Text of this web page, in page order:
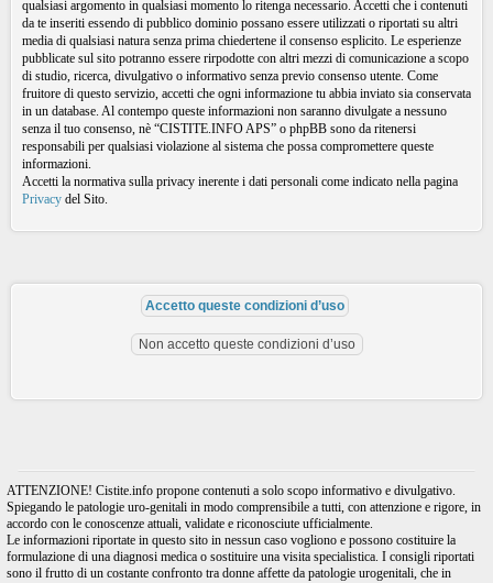
qualsiasi argomento in qualsiasi momento lo ritenga necessario. Accetti che i contenuti
da te inseriti essendo di pubblico dominio possano essere utilizzati o riportati su altri
media di qualsiasi natura senza prima chiedertene il consenso esplicito. Le esperienze
pubblicate sul sito potranno essere rirpodotte con altri mezzi di comunicazione a scopo
di studio, ricerca, divulgativo o informativo senza previo consenso utente. Come
fruitore di questo servizio, accetti che ogni informazione tu abbia inviato sia conservata
in un database. Al contempo queste informazioni non saranno divulgate a nessuno
senza il tuo consenso, nè “CISTITE.INFO APS” o phpBB sono da ritenersi
responsabili per qualsiasi violazione al sistema che possa compromettere queste
informazioni.
Accetti la normativa sulla privacy inerente i dati personali come indicato nella pagina
Privacy del Sito.
ATTENZIONE! Cistite.info propone contenuti a solo scopo informativo e divulgativo.
Spiegando le patologie uro-genitali in modo comprensibile a tutti, con attenzione e rigore, in
accordo con le conoscenze attuali, validate e riconosciute ufficialmente.
Le informazioni riportate in questo sito in nessun caso vogliono e possono costituire la
formulazione di una diagnosi medica o sostituire una visita specialistica. I consigli riportati
sono il frutto di un costante confronto tra donne affette da patologie urogenitali, che in